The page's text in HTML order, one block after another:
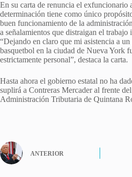
En su carta de renuncia el exfuncionario
determinación tiene como único
buen funcionamiento de la
a señalamientos que distraigan el trabajo
“Dejando en claro que mi asistencia a
basquetbol en la ciudad de Nueva York
estrictamente personal”, destaca la carta.
Hasta ahora el gobierno estatal no ha
suplirá a Contreras Mercader al frente
Administración Tributaria de Quintana
ANTERIOR